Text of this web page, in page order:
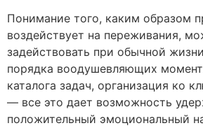
Понимание того, каким образом
воздействует на переживания,
задействовать при обычной
порядка воодушевляющих
каталога задач, организация ко
— все это дает возможность
положительный эмоциональный